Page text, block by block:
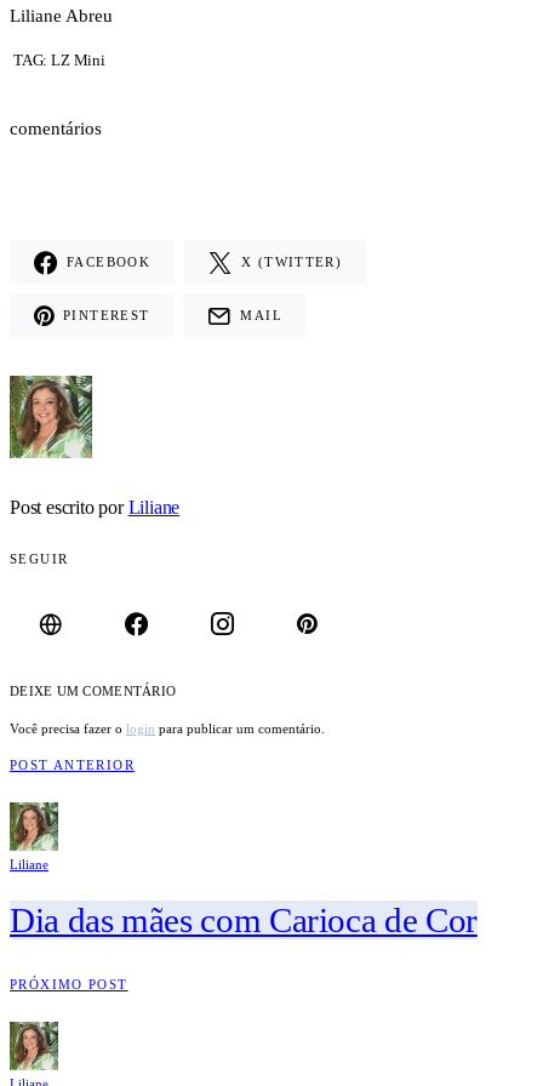
Liliane Abreu
TAG: LZ Mini
comentários
FACEBOOK X (TWITTER)
PINTEREST MAIL
Post escrito por Liliane
SEGUIR
DEIXE UM COMENTÁRIO
Você precisa fazer o login para publicar um comentário.
POST ANTERIOR
Liliane
Dia das mães com Carioca de Cor
PRÓXIMO POST